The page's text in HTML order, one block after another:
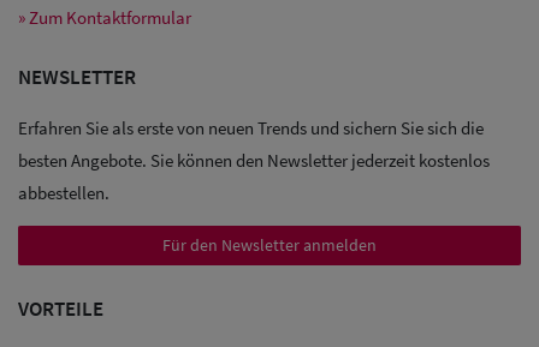
» Zum Kontaktformular
NEWSLETTER
Erfahren Sie als erste von neuen Trends und sichern Sie sich die
besten Angebote. Sie können den Newsletter jederzeit kostenlos
abbestellen.
Für den Newsletter anmelden
VORTEILE